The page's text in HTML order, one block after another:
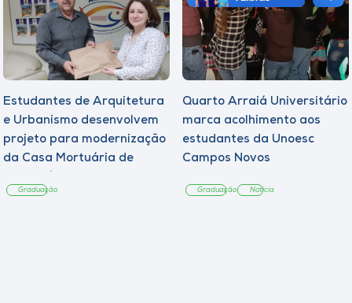
Estudantes de Arquitetura
e Urbanismo desenvolvem
projeto para modernização
da Casa Mortuária de
Graduação
Quarto Arraiá Universitário
marca acolhimento aos
estudantes da Unoesc
Campos Novos
Graduação Notícia